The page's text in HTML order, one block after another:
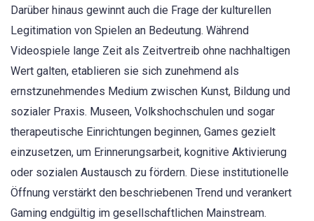
Darüber hinaus gewinnt auch die Frage der kulturellen
Legitimation von Spielen an Bedeutung. Während
Videospiele lange Zeit als Zeitvertreib ohne nachhaltigen
Wert galten, etablieren sie sich zunehmend als
ernstzunehmendes Medium zwischen Kunst, Bildung und
sozialer Praxis. Museen, Volkshochschulen und sogar
therapeutische Einrichtungen beginnen, Games gezielt
einzusetzen, um Erinnerungsarbeit, kognitive Aktivierung
oder sozialen Austausch zu fördern. Diese institutionelle
Öffnung verstärkt den beschriebenen Trend und verankert
Gaming endgültig im gesellschaftlichen Mainstream.